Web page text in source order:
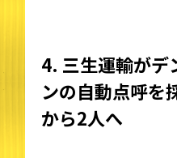
4. 三生運輸がデ
ンの自動点呼を
から2人へ